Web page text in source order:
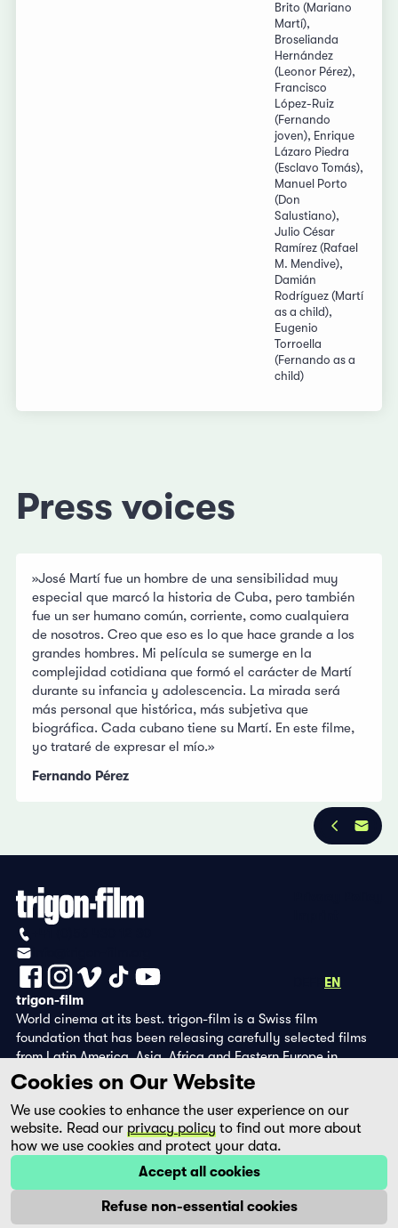
Brito (Mariano
Martí),
Broselianda
Hernández
(Leonor Pérez),
Francisco
López-Ruiz
(Fernando
joven), Enrique
Lázaro Piedra
(Esclavo Tomás),
Manuel Porto
(Don
Salustiano),
Julio César
Ramírez (Rafael
M. Mendive),
Damián
Rodríguez (Martí
as a child),
Eugenio
Torroella
(Fernando as a
child)
Press voices
»José Martí fue un hombre de una sensibilidad muy
especial que marcó la historia de Cuba, pero también
fue un ser humano común, corriente, como cualquiera
de nosotros. Creo que eso es lo que hace grande a los
grandes hombres. Mi película se sumerge en la
complejidad cotidiana que formó el carácter de Martí
durante su infancia y adolescencia. La mirada será
más personal que histórica, más subjetiva que
biográfica. Cada cubano tiene su Martí. En este filme,
yo trataré de expresar el mío.»
Fernando Pérez
EN
trigon-film
World cinema at its best. trigon-film is a Swiss film
foundation that has been releasing carefully selected films
from Latin America, Asia, Africa and Eastern Europe in
cinemas since 1988 and operates its own DVD edition and the
streaming platform filmingo.
Cookies on Our Website
We use cookies to enhance the user experience on our
website. Read our privacy policy to find out more about
how we use cookies and protect your data.
Accept all cookies
Refuse non-essential cookies